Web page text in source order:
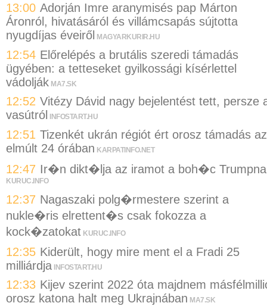
13:00 Adorján Imre aranymisés pap Márton
Áronról, hivatásáról és villámcsapás sújtotta
nyugdíjas éveiről
MAGYARKURIR.HU
12:54 Előrelépés a brutális szeredi támadás
ügyében: a tetteseket gyilkossági kísérlettel
vádolják MA7.SK
12:52 Vitézy Dávid nagy bejelentést tett, persze
vasútról
INFOSTART.HU
12:51 Tizenkét ukrán régiót ért orosz támadás az
elmúlt 24 órában KARPATINFO.NET
12:47 Ir�n dikt�lja az iramot a boh�c
KURUC.INFO
12:37 Nagaszaki polg�rmestere szerint a
nukle�ris elrettent�s csak fokozza a
kock�zatokat KURUC.INFO
12:35 Kiderült, hogy mire ment el a Fradi 25
milliárdja INFOSTART.HU
12:33 Kijev szerint 2022 óta majdnem
orosz katona halt meg Ukrajnában MA7.SK